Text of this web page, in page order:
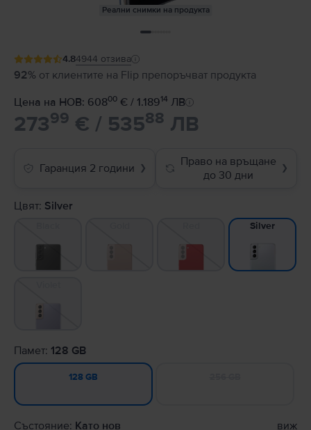
Реални снимки на продукта
4.84944 отзива
92% от клиентите на Flip препоръчват продукта
Цена на НОВ: 60800 € / 1.18914 ЛВ
27399 € / 53588 ЛВ
Гаранция 2 години ❯
Право на връщане
до 30 дни
❯
Цвят: Silver
Silver
Памет: 128 GB
128 GB
Състояние: Като нов виж